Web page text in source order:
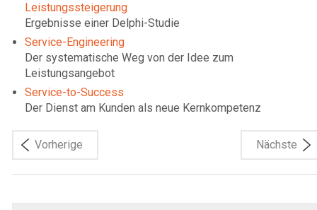
Leistungssteigerung
Ergebnisse einer Delphi-Studie
Service-Engineering
Der systematische Weg von der Idee zum
Leistungsangebot
Service-to-Success
Der Dienst am Kunden als neue Kernkompetenz
Vorherige Nächste